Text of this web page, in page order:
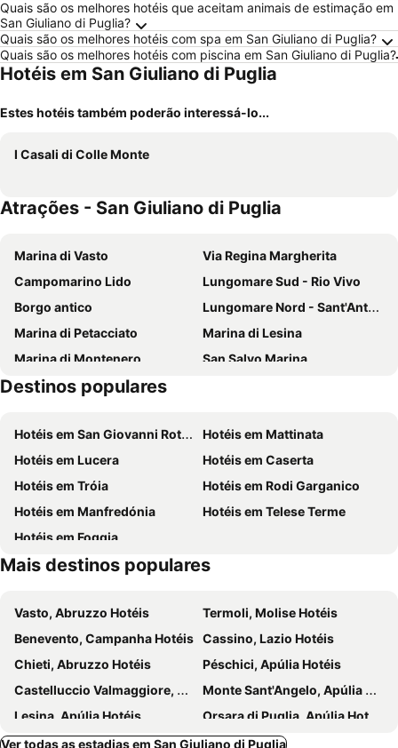
Quais são os melhores hotéis que aceitam animais de estimação em
San Giuliano di Puglia?
Quais são os melhores hotéis com spa em San Giuliano di Puglia?
Quais são os melhores hotéis com piscina em San Giuliano di Puglia?
Hotéis em San Giuliano di Puglia
Estes hotéis também poderão interessá-lo...
I Casali di Colle Monte
Atrações - San Giuliano di Puglia
Marina di Vasto
Via Regina Margherita
Campomarino Lido
Lungomare Sud - Rio Vivo
Borgo antico
Lungomare Nord - Sant'Antonio
Marina di Petacciato
Marina di Lesina
Marina di Montenero
San Salvo Marina
San Tommaso
Destinos populares
Hotéis em San Giovanni Rotondo
Hotéis em Mattinata
Hotéis em Lucera
Hotéis em Caserta
Hotéis em Tróia
Hotéis em Rodi Garganico
Hotéis em Manfredónia
Hotéis em Telese Terme
Hotéis em Foggia
Mais destinos populares
Vasto, Abruzzo Hotéis
Termoli, Molise Hotéis
Benevento, Campanha Hotéis Cassino, Lazio Hotéis
Chieti, Abruzzo Hotéis
Péschici, Apúlia Hotéis
Castelluccio Valmaggiore, Apúlia Hotéis
Monte Sant'Angelo, Apúlia Hotéis
Lesina, Apúlia Hotéis
Orsara di Puglia, Apúlia Hotéis
Ospedaletto d'Alpinolo, Campanha Hotéis
Francavilla al Mare, Abruzzo Hotéis
Ver todas as estadias em San Giuliano di Puglia